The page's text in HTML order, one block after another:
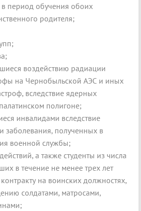
период обучения обоих
родителя;
воздействию радиации
на Чернобыльской АЭС и иных
вследствие ядерных
полигоне;
инвалидами вследствие
заболевания, полученных в
военной службы;
а также студенты из числа
в течение не менее трех лет
на воинских должностях,
солдатами, матросами,